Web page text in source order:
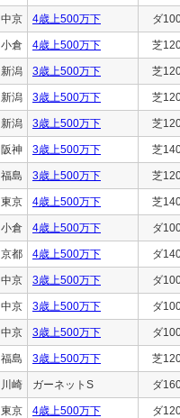
中京 4歳上500万下 ダ
小倉 4歳上500万下 芝
新潟 3歳上500万下 芝
新潟 3歳上500万下 芝
新潟 3歳上500万下 芝
阪神 3歳上500万下 芝
福島 3歳上500万下 芝
東京 4歳上500万下 芝
小倉 4歳上500万下 ダ
京都 4歳上500万下 ダ
中京 3歳上500万下 ダ
中京 3歳上500万下 ダ
中京 3歳上500万下 ダ
福島 3歳上500万下 芝
川崎 ガーネットS ダ
東京 4歳上500万下 ダ